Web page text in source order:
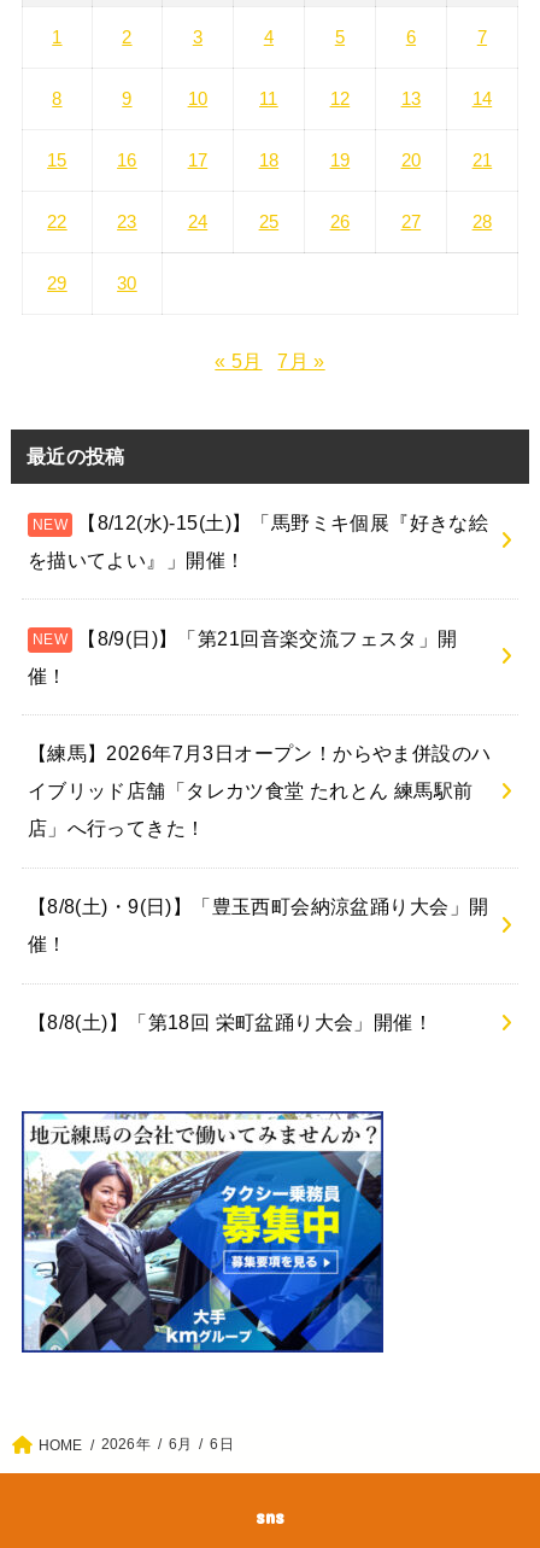
1 2 3 4 5 6 7
8 9 10 11 12 13 14
15 16 17 18 19 20 21
22 23 24 25 26 27 28
29 30
« 5月 7月 »
最近の投稿
【8/12(水)-15(土)】「馬野ミキ個展『好きな絵
を描いてよい』」開催！
【8/9(日)】「第21回音楽交流フェスタ」開
催！
【練馬】2026年7月3日オープン！からやま併設のハ
イブリッド店舗「タレカツ食堂 たれとん 練馬駅前
店」へ行ってきた！
【8/8(土)・9(日)】「豊玉西町会納涼盆踊り大会」開
催！
【8/8(土)】「第18回 栄町盆踊り大会」開催！
HOME 2026年 6月 6日
sns